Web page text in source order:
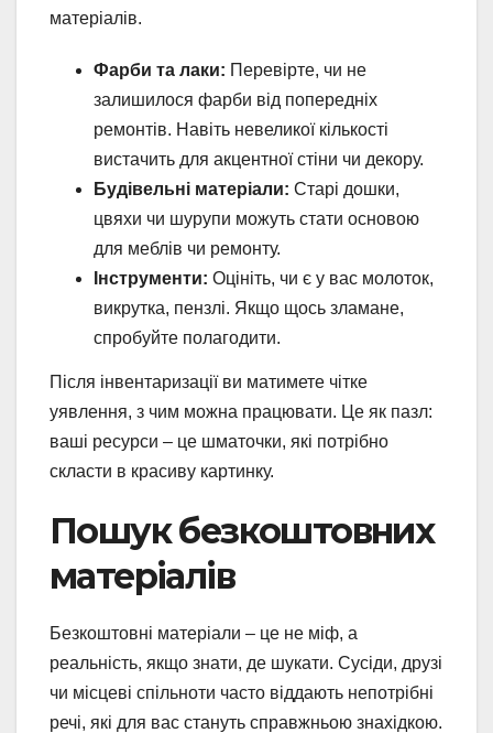
матеріалів.
Фарби та лаки: Перевірте, чи не
залишилося фарби від попередніх
ремонтів. Навіть невеликої кількості
вистачить для акцентної стіни чи декору.
Будівельні матеріали: Старі дошки,
цвяхи чи шурупи можуть стати основою
для меблів чи ремонту.
Інструменти: Оцініть, чи є у вас молоток,
викрутка, пензлі. Якщо щось зламане,
спробуйте полагодити.
Після інвентаризації ви матимете чітке
уявлення, з чим можна працювати. Це як пазл:
ваші ресурси – це шматочки, які потрібно
скласти в красиву картинку.
Пошук безкоштовних
матеріалів
Безкоштовні матеріали – це не міф, а
реальність, якщо знати, де шукати. Сусіди, друзі
чи місцеві спільноти часто віддають непотрібні
речі, які для вас стануть справжньою знахідкою.